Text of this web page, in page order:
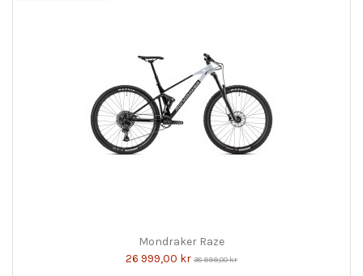
Mondraker Raze
26 999,00 kr 38 999,00 kr